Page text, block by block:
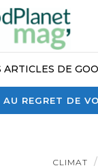
AU REGRET DE
ARTICLES DE
CLIMAT